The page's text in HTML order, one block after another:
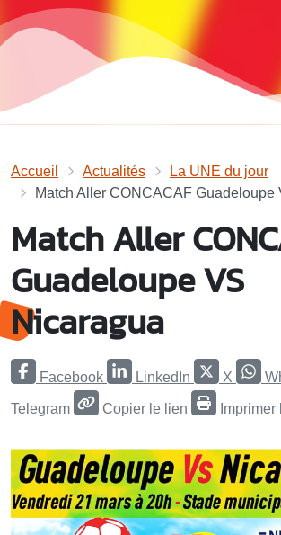
Accueil Actualités
La UNE du jour
Match Aller CONCACAF Guadeloupe
Match Aller
Guadeloupe VS
Nicaragua
Facebook LinkedIn X
Telegram Copier le lien